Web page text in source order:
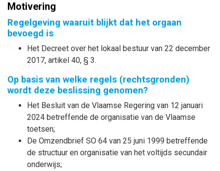
Motivering
Regelgeving waaruit blijkt dat het orgaan
bevoegd is
Het Decreet over het lokaal bestuur van 22 december
2017, artikel 40, § 3.
Op basis van welke regels (rechtsgronden)
wordt deze beslissing genomen?
Het Besluit van de Vlaamse Regering van 12 januari
2024 betreffende de organisatie van de Vlaamse
toetsen;
De Omzendbrief SO 64 van 25 juni 1999 betreffende
de structuur en organisatie van het voltijds secundair
onderwijs;